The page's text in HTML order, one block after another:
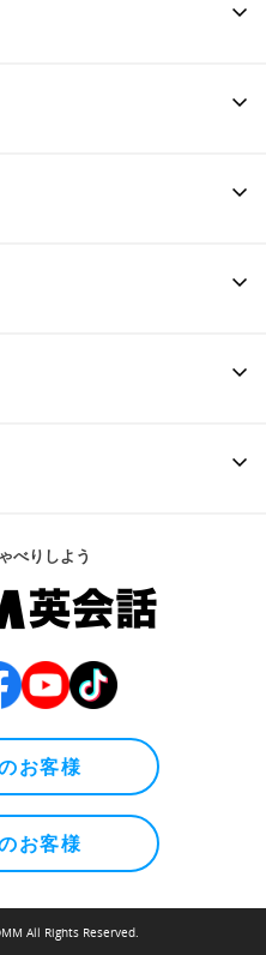
べりしよう
お客様
お客様
All Rights Reserved.